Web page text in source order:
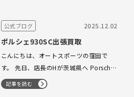
ンの臭いがしたため調査したところ、燃
公式ブログ 2025.12.02
ポルシェ930SC出張買取
こんにちは、オートスポーツの窪田で
す。 先日、店長のHが茨城県へ Porsche
930SC の査定に伺いました。今回のお車
は、オーナーであるお父様が大切に乗ら
記事を読む